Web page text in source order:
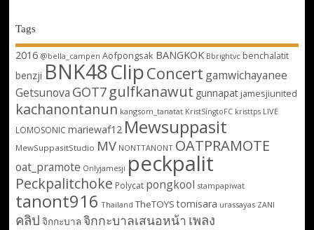
Tags
2016 @bella_campen Aofpongsak BANGKOK Bbrightvc benchalatit
benzji BNK48ClipConcert gamwichayanee
Getsunova GOT7 gulfkanawut gunnapat jamesjiunited
kachanontanun kangsom_tanatat KristSingtoFC kristtps LIVE
LOMOSONIC mariewaf12 Mewsuppasit
MewSuppasitStudio MV NONTTANONT OATPRAMOTE
oat_pramote Onlyjamesji peckpalit
Peckpalitchoke Polycat pongkool stampapiwat
tanont916 Thailand TheTOYS tomisara urassayas ZANI
คลิป จิกกะบาลจิกกะบาลเสนอหน้า เพลง